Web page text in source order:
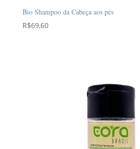
Bio Shampoo da Cabeça aos pés
R$69,60